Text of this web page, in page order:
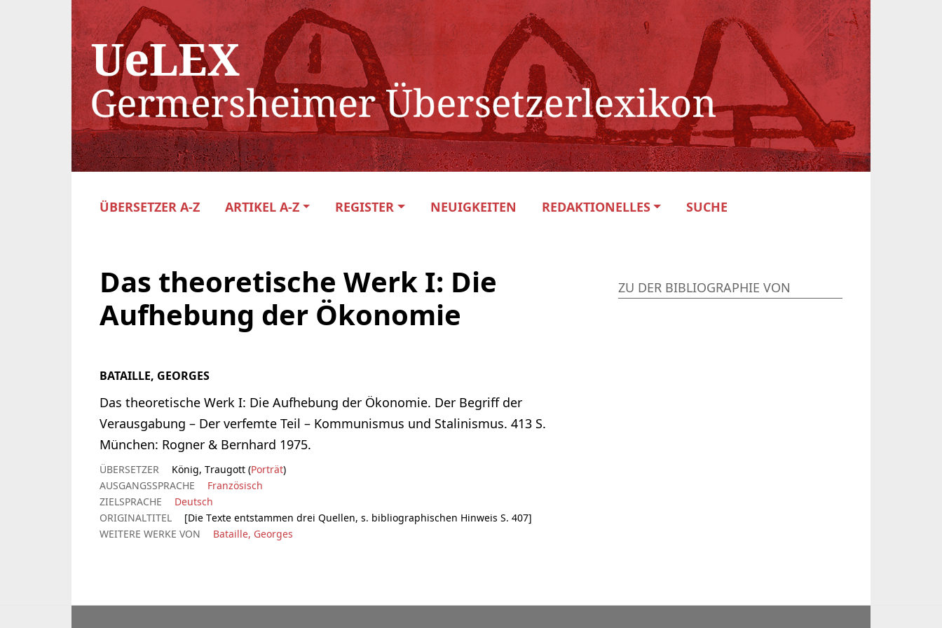
ÜBERSETZER A-Z ARTIKEL A-Z REGISTER NEUIGKEITEN REDAKTIONELLES SUCHE
Das theoretische Werk I: Die
Aufhebung der Ökonomie
BATAILLE, GEORGES
Das theoretische Werk I: Die Aufhebung der Ökonomie. Der Begriff der
Verausgabung – Der verfemte Teil – Kommunismus und Stalinismus. 413 S.
München: Rogner & Bernhard 1975.
ÜBERSETZER König, Traugott (Porträt)
AUSGANGSSPRACHE
Französisch
ZIELSPRACHE
Deutsch
ORIGINALTITEL
[Die Texte entstammen drei Quellen, s. bibliographischen Hinweis S. 407]
WEITERE WERKE VON
Bataille, Georges
ZU DER BIBLIOGRAPHIE VON